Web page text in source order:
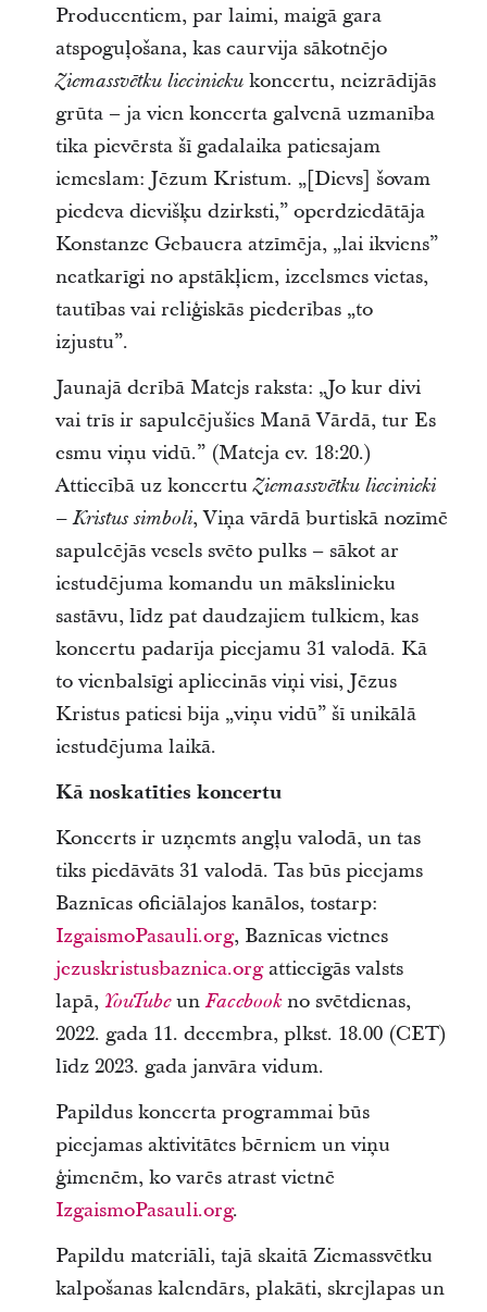
Producentiem, par laimi, maigā gara
atspoguļošana, kas caurvija sākotnējo
Ziemassvētku liecinieku koncertu, neizrādījās
grūta – ja vien koncerta galvenā uzmanība
tika pievērsta šī gadalaika patiesajam
iemeslam: Jēzum Kristum. „[Dievs] šovam
piedeva dievišķu dzirksti,” operdziedātāja
Konstanze Gebauera atzīmēja, „lai ikviens”
neatkarīgi no apstākļiem, izcelsmes vietas,
tautības vai reliģiskās piederības „to
izjustu”.
Jaunajā derībā Matejs raksta: „Jo kur divi
vai trīs ir sapulcējušies Manā Vārdā, tur Es
esmu viņu vidū.” (Mateja ev. 18:20.)
Attiecībā uz koncertuZiemassvētku liecinieki
– Kristus simboli, Viņa vārdā burtiskā nozīmē
sapulcējās vesels svēto pulks – sākot ar
iestudējuma komandu un mākslinieku
sastāvu, līdz pat daudzajiem tulkiem, kas
koncertu padarīja pieejamu 31 valodā. Kā
to vienbalsīgi apliecinās viņi visi, Jēzus
Kristus patiesi bija „viņu vidū” šī unikālā
iestudējuma laikā.
Kā noskatīties koncertu
Koncerts ir uzņemts angļu valodā, un tas
tiks piedāvāts 31 valodā. Tas būs pieejams
Baznīcas oficiālajos kanālos, tostarp:
IzgaismoPasauli.org, Baznīcas vietnes
jezuskristusbaznica.orgattiecīgās valsts
lapā, YouTubeunFacebookno svētdienas,
2022. gada 11. decembra, plkst. 18.00 (CET)
līdz 2023. gada janvāra vidum.
Papildus koncerta programmai būs
pieejamas aktivitātes bērniem un viņu
ģimenēm, ko varēs atrast vietnē
IzgaismoPasauli.org.
Papildu materiāli, tajā skaitā Ziemassvētku
kalpošanas kalendārs, plakāti, skrejlapas un